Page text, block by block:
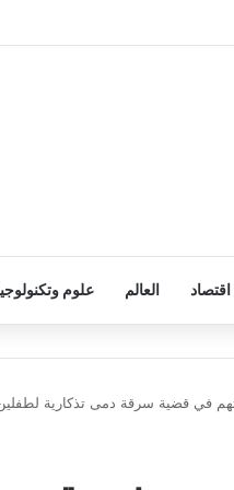
اقتصاد العالم علوم
في قضية سرقة دمى تذكارية